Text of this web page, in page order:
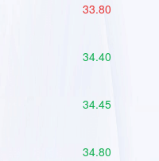
33.80
34.40
34.45
34.80